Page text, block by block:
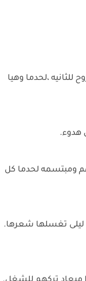
،لحدما وهيا
هدوء.
ومبتسمه لحدما كل
تغسلها شعرها.